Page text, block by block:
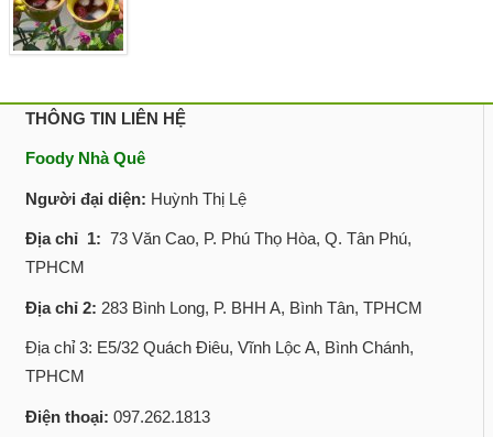
THÔNG TIN LIÊN HỆ
Foody Nhà Quê
Người đại diện: Huỳnh Thị Lệ
Địa chỉ 1: 73 Văn Cao, P. Phú Thọ Hòa, Q. Tân Phú,
TPHCM
Địa chỉ 2: 283 Bình Long, P. BHH A, Bình Tân, TPHCM
Địa chỉ 3: E5/32 Quách Điêu, Vĩnh Lộc A, Bình Chánh,
TPHCM
Điện thoại: 097.262.1813